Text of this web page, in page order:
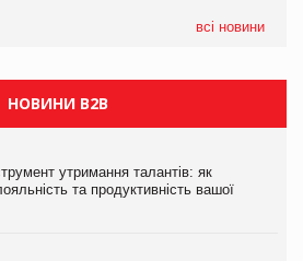
всі новини
НОВИНИ B2B
утримання талантів: як
та продуктивність вашої